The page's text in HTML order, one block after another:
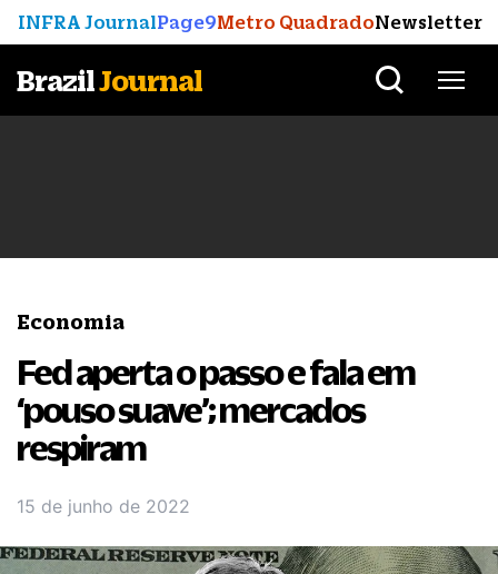
INFRA JournalPage9Metro QuadradoNewsletter
BrazilJournal
Economia
Fed aperta o passo e fala em
‘pouso suave’; mercados
respiram
15 de junho de 2022